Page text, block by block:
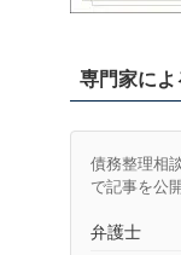
専門家に
債務整理相
で記事を公
弁護士